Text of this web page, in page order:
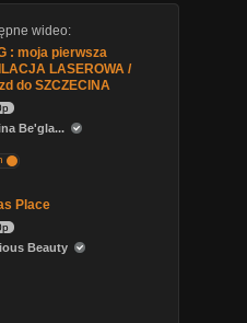
wideo:
: moja pierwsza
LASEROWA /
do SZCZECINA
Be'gla...
Place
Beauty